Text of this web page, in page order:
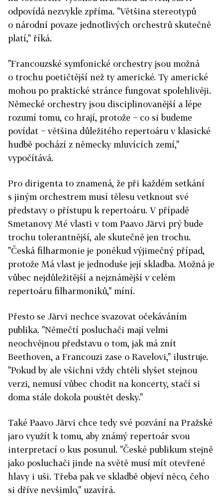
odpovídá nezvykle zpříma. "Většina stereotypů
o národní povaze jednotlivých orchestrů skutečně
platí," říká.
"Francouzské symfonické orchestry jsou možná
o trochu poetičtější než ty americké. Ty americké
mohou po praktické stránce fungovat spolehlivěji.
Německé orchestry jsou disciplinovanější a lépe
rozumí tomu, co hrají, protože − co si budeme
povídat − většina důležitého repertoáru v klasické
hudbě pochází z německy mluvících zemí,"
vypočítává.
Pro dirigenta to znamená, že při každém setkání
s jiným orchestrem musí tělesu vetknout své
představy o přístupu k repertoáru. V případě
Smetanovy Mé vlasti v tom Paavo Järvi prý bude
trochu tolerantnější, ale skutečně jen trochu.
"Česká filharmonie je poněkud výjimečný případ,
protože Má vlast je jednoduše její skladba. Možná je
vůbec nejdůležitější a nejznámější v celém
repertoáru filharmoniků," míní.
Přesto se Järvi nechce svazovat očekáváním
publika. "Němečtí posluchači mají velmi
neochvějnou představu o tom, jak má znít
Beethoven, a Francouzi zase o Ravelovi," ilustruje.
"Pokud by ale všichni vždy chtěli slyšet stejnou
verzi, nemusí vůbec chodit na koncerty, stačí si
doma stále dokola pouštět desky."
Také Paavo Järvi chce tedy své pozvání na Pražské
jaro využít k tomu, aby známý repertoár svou
interpretací o kus posunul. "České publikum stejně
jako posluchači jinde na světě musí mít otevřené
hlavy i uši. Třeba pak ve skladbě objeví něco, čeho
si dříve nevšimlo," uzavírá.